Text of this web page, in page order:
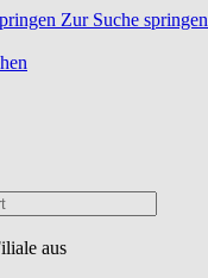
Zur Suche springen
aus